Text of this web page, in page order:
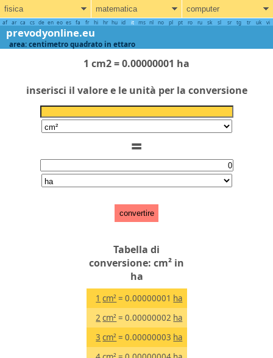
fisica matematica computer
af ar ca cs de en eo es fa fr hi hr hu id it ms nl no pl pt ro ru sk sl sr tg tr uk vi
prevodyonline.eu
area: centimetro quadrato in ettaro
1 cm2 = 0.00000001 ha
inserisci il valore e le unità per la conversione
=
convertire
Tabella di
conversione: cm² in
ha
1 cm² = 0.00000001 ha
2 cm² = 0.00000002 ha
3 cm² = 0.00000003 ha